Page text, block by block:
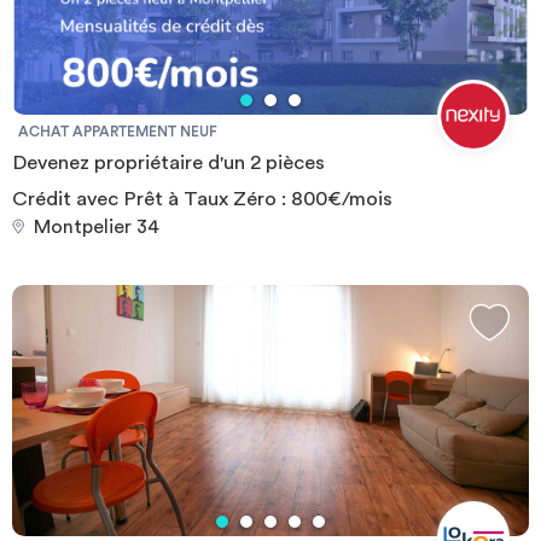
Médecine, Droit et Sciences Politiques : environ 30 min Campus
du quartier Antigone (écoles privées) : 16 min Campus de Richter
(Institut de Management, Faculté d’Economie, écoles de
commerce privées...) : environ 20 min
ACHAT APPARTEMENT NEUF
Devenez propriétaire d'un 2 pièces
Crédit avec Prêt à Taux Zéro : 800€/mois
Montpelier 34